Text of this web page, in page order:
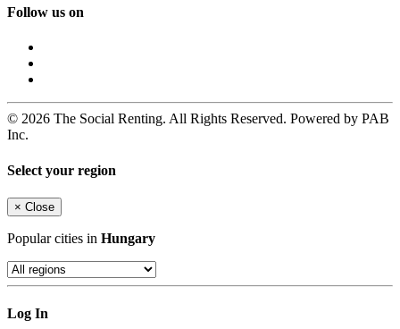
Follow us on
© 2026 The Social Renting. All Rights Reserved. Powered by PAB
Inc.
Select your region
× Close
Popular cities in Hungary
Log In